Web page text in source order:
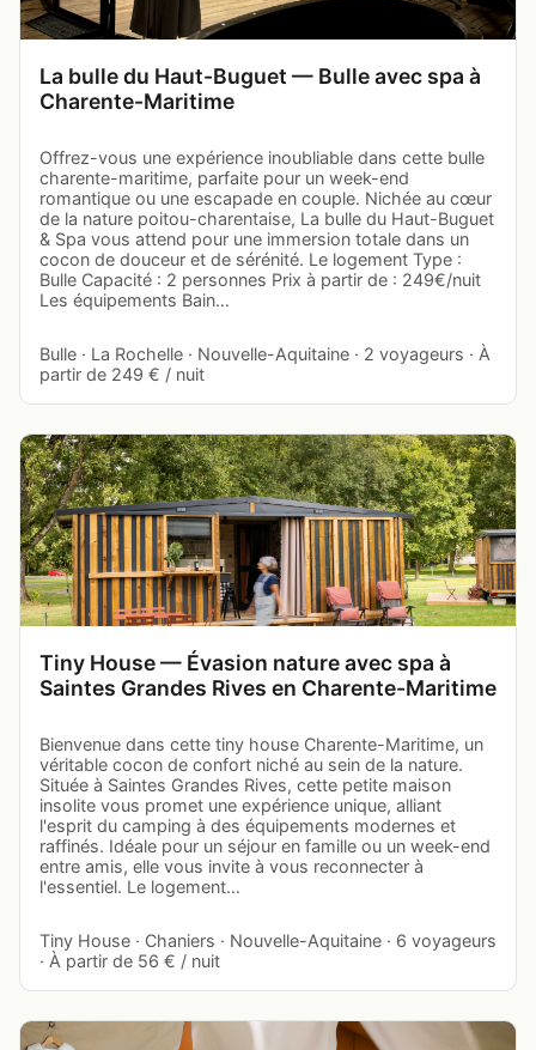
La bulle du Haut-Buguet — Bulle avec spa à
Charente-Maritime
Offrez-vous une expérience inoubliable dans cette bulle
charente-maritime, parfaite pour un week-end
romantique ou une escapade en couple. Nichée au cœur
de la nature poitou-charentaise, La bulle du Haut-Buguet
& Spa vous attend pour une immersion totale dans un
cocon de douceur et de sérénité. Le logement Type :
Bulle Capacité : 2 personnes Prix à partir de : 249€/nuit
Les équipements Bain…
Bulle · La Rochelle · Nouvelle-Aquitaine · 2 voyageurs · À
partir de 249 € / nuit
Tiny House — Évasion nature avec spa à
Saintes Grandes Rives en Charente-Maritime
Bienvenue dans cette tiny house Charente-Maritime, un
véritable cocon de confort niché au sein de la nature.
Située à Saintes Grandes Rives, cette petite maison
insolite vous promet une expérience unique, alliant
l'esprit du camping à des équipements modernes et
raffinés. Idéale pour un séjour en famille ou un week-end
entre amis, elle vous invite à vous reconnecter à
l'essentiel. Le logement…
Tiny House · Chaniers · Nouvelle-Aquitaine · 6 voyageurs
· À partir de 56 € / nuit